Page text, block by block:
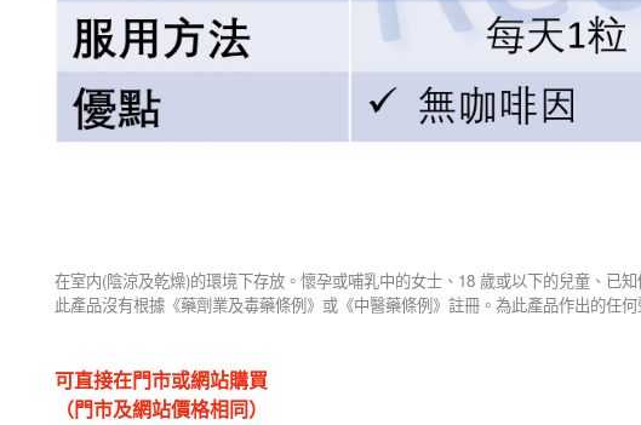
在室内(陰涼及乾燥)的環境下存放。懷孕或哺乳中的女士、 18 歲或以下的兒童、已
此產品沒有根據《藥劑業及毒藥條例》或《中醫藥條例》註冊。為此產品作出的任
可直接在門市或網站購買
（門市及網站價格相同）